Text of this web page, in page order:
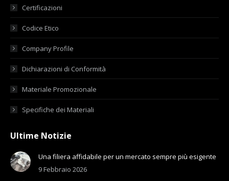
Certificazioni
Codice Etico
Company Profile
Dichiarazioni di Conformità
Materiale Promozionale
Specifiche dei Materiali
Ultime Notizie
Una filiera affidabile per un mercato sempre più esigente
9 Febbraio 2026